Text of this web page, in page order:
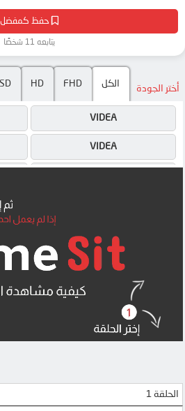
حفظ كمفضل
يتابعه 11 شخصًا
أختر الجودة الكل FHD
HD
SD
VIDEA
VIDEA
الحلقة 1